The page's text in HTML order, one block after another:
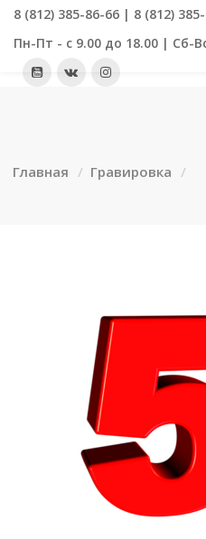
8 (812) 385-86-66 | 8 (812)
Пн-Пт - с 9.00 до 18.00 | Сб-
Главная Гравировка